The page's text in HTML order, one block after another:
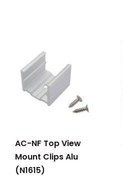
AC-NF Top View
Mount Clips Alu
(N1615)